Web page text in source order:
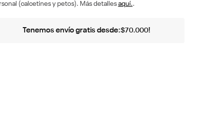
(calcetines y petos). Más detalles aquí..
Tenemos envío gratis desde:$70.000!